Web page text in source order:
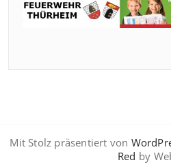
Mit Stolz präsentiert von
Red by